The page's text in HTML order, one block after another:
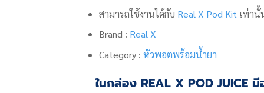
สามารถใช้งานได้กับ Real X Pod Kit เท่านั้
Brand : Real X
Category : หัวพอตพร้อมน้ำยา
ในกล่อง REAL X POD JUICE มี